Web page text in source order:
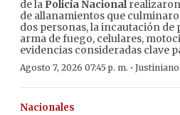
de la Policía Nacionalrealizaron
de allanamientos que
dos personas, la incautación
arma de fuego, celulares,
evidencias consideradas clave
Agosto 7, 2026 07:45 p. m. ·
Nacionales